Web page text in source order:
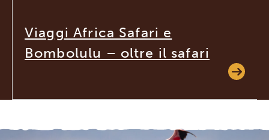
Viaggi Africa Safari e
Bombolulu – oltre il safari